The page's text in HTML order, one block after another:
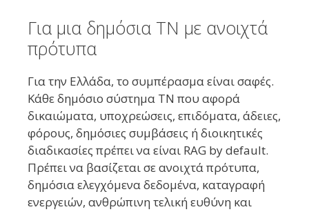
Για μια δημόσια ΤΝ με ανοιχτά
πρότυπα
Για την Ελλάδα, το συμπέρασμα είναι σαφές.
Κάθε δημόσιο σύστημα ΤΝ που αφορά
δικαιώματα, υποχρεώσεις, επιδόματα, άδειες,
φόρους, δημόσιες συμβάσεις ή διοικητικές
διαδικασίες πρέπει να είναι RAG by default.
Πρέπει να βασίζεται σε ανοιχτά πρότυπα,
δημόσια ελεγχόμενα δεδομένα, καταγραφή
ενεργειών, ανθρώπινη τελική ευθύνη και